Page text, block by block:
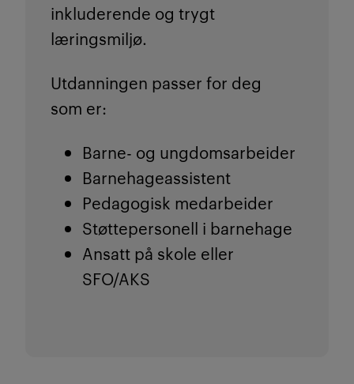
inkluderende og trygt
læringsmiljø.
Utdanningen passer for deg
som er:
Barne- og ungdomsarbeider
Barnehageassistent
Pedagogisk medarbeider
Støttepersonell i barnehage
Ansatt på skole eller
SFO/AKS